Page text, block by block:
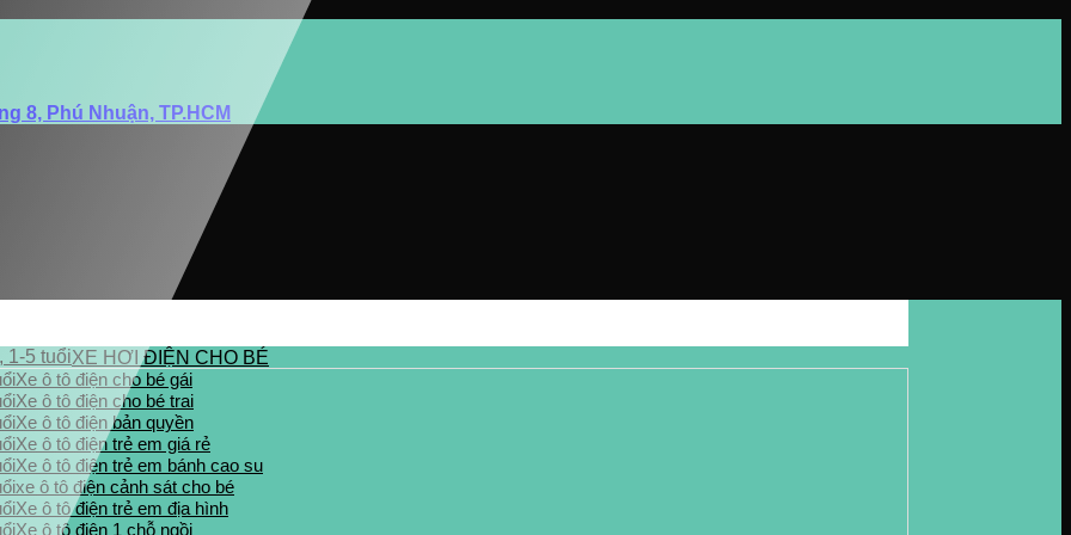
8, Phú Nhuận, TP.HCM
XE HƠI ĐIỆN CHO BÉ
Xe ô tô điện cho bé gái
Xe ô tô điện cho bé trai
Xe ô tô điện bản quyền
Xe ô tô điện trẻ em giá rẻ
Xe ô tô điện trẻ em bánh cao su
xe ô tô điện cảnh sát cho bé
Xe ô tô điện trẻ em địa hình
Xe ô tô điện 1 chỗ ngồi